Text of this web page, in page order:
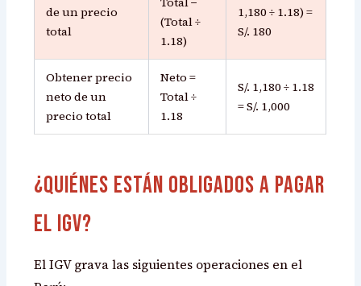
de un precio
total
(Total ÷
1.18)
1,180 ÷ 1.18) =
S/. 180
Obtener precio
neto de un
precio total
Neto =
Total ÷
1.18
S/. 1,180 ÷ 1.18
= S/. 1,000
¿Quiénes están obligados a pagar
el IGV?
El IGV grava las siguientes operaciones en el